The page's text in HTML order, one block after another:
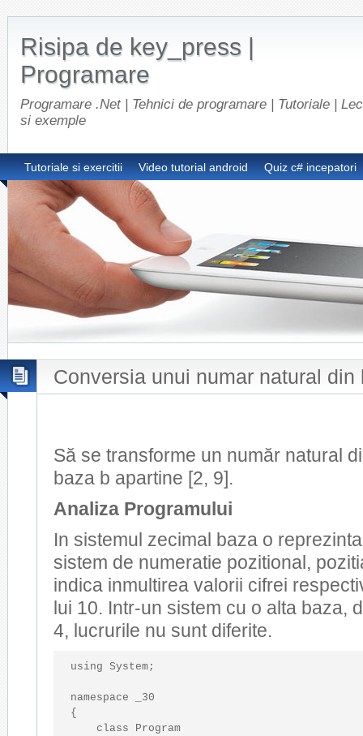
Risipa de key_press |
Programare
Programare .Net | Tehnici de programare | Tutoriale |
si exemple
Tutoriale si exercitii Video tutorial android Quiz c# incepatori
Conversia unui numar natural din
Să se transforme un număr natural
baza b apartine [2, 9].
Analiza Programului
In sistemul zecimal baza o
sistem de numeratie pozitional,
indica inmultirea valorii cifrei
lui 10. Intr-un sistem cu o alta baza,
4, lucrurile nu sunt diferite.
using System;
namespace _30
{
class Program